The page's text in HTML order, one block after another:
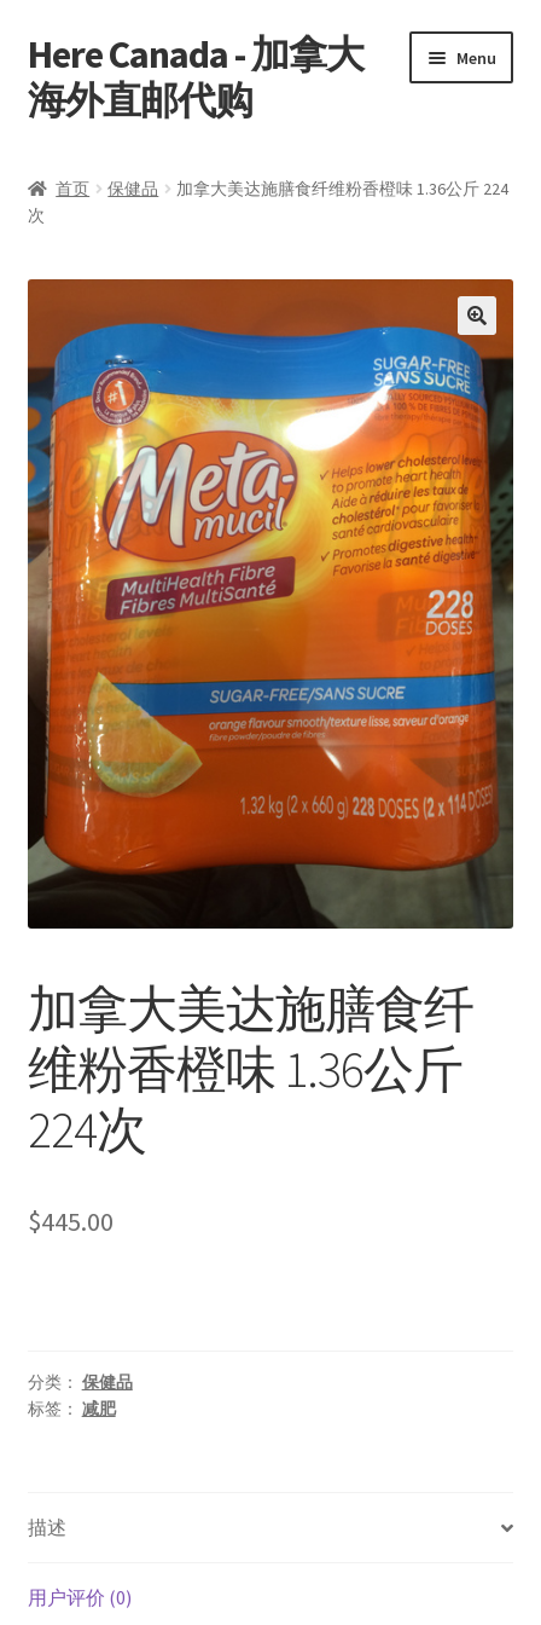
Skip
to
navigation
Skip
to
content
Here Canada - 加拿大
海外直邮代购
Menu
我的帐户
首页 保健品
加拿大美达施膳食纤维粉香橙味 1.36公斤 224
次
加拿大美达施膳食纤
维粉香橙味 1.36公斤
224次
$445.00
分类： 保健品
标签： 减肥
描述
用户评价 (0)